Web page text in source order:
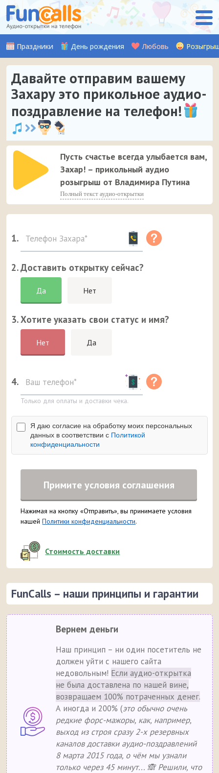
Праздники День рождения Любовь
Давайте отправим вашему
Захару это прикольное аудио-
поздравление на телефон!
Пусть счастье всегда улыбается вам,
Захар! – прикольный аудио
розыгрыш от Владимира Путина
Полный текст аудио-открытки
1.
2. Доставить открытку сейчас?
Да Нет
3. Хотите указать свои статус и имя?
Нет Да
4.
Только для оплаты и доставки чека.
Я даю согласие на обработку моих персональных
данных в соответствии с Политикой
конфиденциальности
Примите условия соглашения
Нажимая на кнопку «Отправить», вы принимаете условия
нашейПолитики конфиденциальности.
Стоимость доставки
FunCalls – наши принципы и гарантии
Вернем деньги
Наш принцип – ни один посетитель не
должен уйти с нашего сайта
недовольным! Если аудио-открытка
не была доставлена по нашей вине,
возвращаем 100% потраченных денег.
А иногда и 200% (это обычно очень
редкие форс-мажоры, как, например,
выход из строя сразу 2-х резервных
каналов доставки аудио-поздравлений
8 марта 2015 года, о чём мы узнали
только через 45 минут... 🙈 Решили, что